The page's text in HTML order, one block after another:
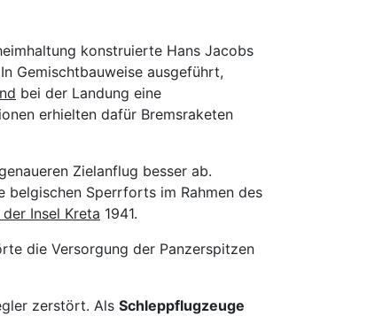
konstruierte Hans Jacobs
Gemischtbauweise ausgeführt,
bei der Landung eine
erhielten dafür Bremsraketen
Zielanflug besser ab.
Sperrforts im Rahmen des
Insel Kreta 1941.
die Versorgung der Panzerspitzen
zerstört. Als Schleppflugzeuge